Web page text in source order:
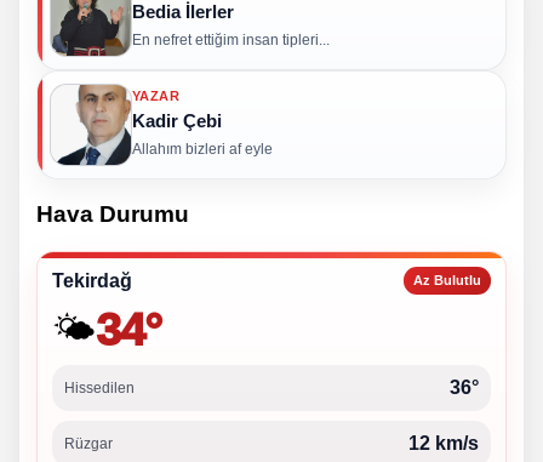
Bedia İlerler
En nefret ettiğim insan tipleri...
YAZAR
Kadir Çebi
Allahım bizleri af eyle
Hava Durumu
Tekirdağ Az Bulutlu
🌤️34°
Hissedilen 36°
Rüzgar 12 km/s